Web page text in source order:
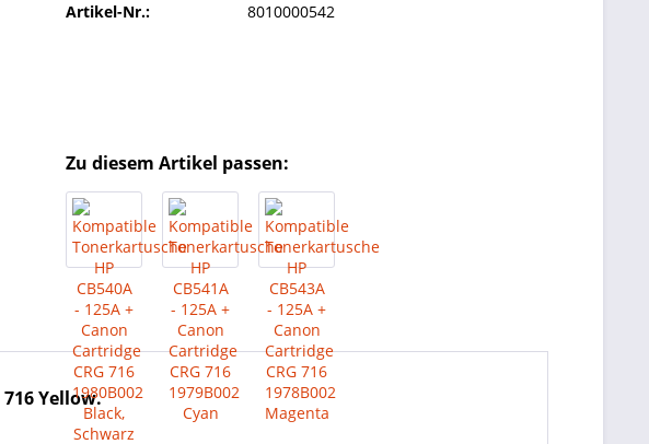
Artikel-Nr.: 8010000542
Zu diesem Artikel passen:
Yellow.